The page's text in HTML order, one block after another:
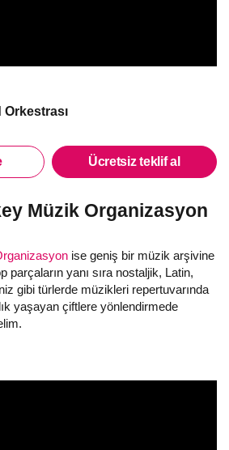
Ücretsiz teklif al
Müzik Organizasyon
ise geniş bir müzik arşivine
parçaların yanı sıra nostaljik, Latin,
gibi türlerde müzikleri repertuvarında
yaşayan çiftlere yönlendirmede